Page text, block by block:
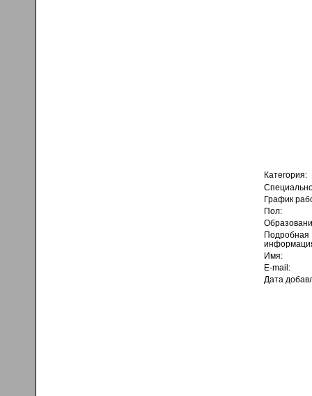
Категория:
График
Пол:
Подробная
Имя:
E-mail:
Дата